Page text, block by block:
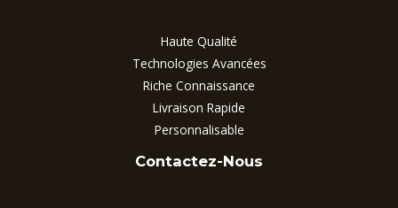
Haute Qualité
Technologies Avancées
Riche Connaissance
Livraison Rapide
Personnalisable
Contactez-Nous